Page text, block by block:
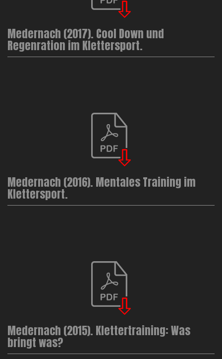
Medernach (2017). Cool Down und
Regenration im Klettersport.
Medernach (2016). Mentales Training im
Klettersport.
Medernach (2015). Klettertraining: Was
bringt was?